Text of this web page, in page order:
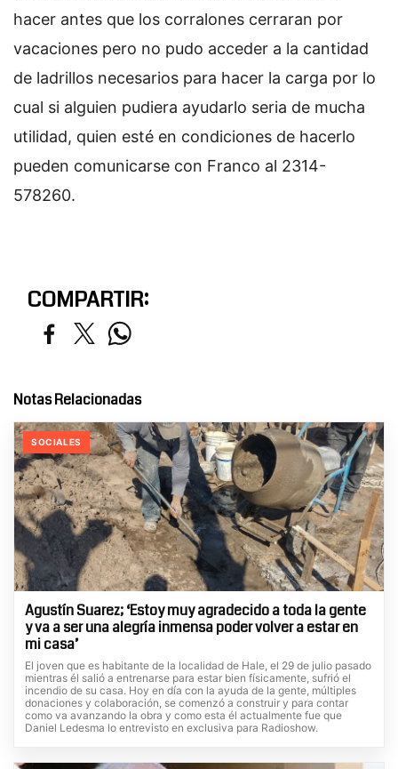
hacer antes que los corralones cerraran por
vacaciones pero no pudo acceder a la cantidad
de ladrillos necesarios para hacer la carga por lo
cual si alguien pudiera ayudarlo seria de mucha
utilidad, quien esté en condiciones de hacerlo
pueden comunicarse con Franco al 2314-
578260.
COMPARTIR:
Notas Relacionadas
SOCIALES
Agustín Suarez; ‘Estoy muy agradecido a toda la gente
y va a ser una alegría inmensa poder volver a estar en
mi casa’
El joven que es habitante de la localidad de Hale, el 29 de julio pasado
mientras él salió a entrenarse para estar bien físicamente, sufrió el
incendio de su casa. Hoy en día con la ayuda de la gente, múltiples
donaciones y colaboración, se comenzó a construir y para contar
como va avanzando la obra y como esta él actualmente fue que
Daniel Ledesma lo entrevisto en exclusiva para Radioshow.